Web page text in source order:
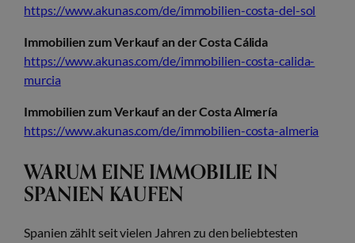
https://www.akunas.com/de/immobilien-costa-del-sol
Immobilien zum Verkauf an der Costa Cálida
https://www.akunas.com/de/immobilien-costa-calida-
murcia
Immobilien zum Verkauf an der Costa Almería
https://www.akunas.com/de/immobilien-costa-almeria
WARUM EINE IMMOBILIE IN
SPANIEN KAUFEN
Spanien zählt seit vielen Jahren zu den beliebtesten